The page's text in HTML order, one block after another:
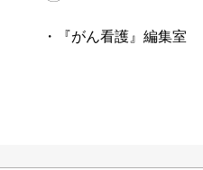
・『がん看護』編集室